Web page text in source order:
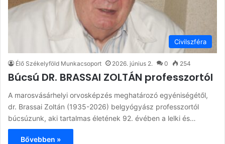
Civilszféra
Élő Székelyföld Munkacsoport 2026. június 2. 0 254
Búcsú DR. BRASSAI ZOLTÁN professzortól
A marosvásárhelyi orvosképzés meghatározó egyéniségétől,
dr. Brassai Zoltán (1935-2026) belgyógyász professzortól
búcsúzunk, aki tartalmas életének 92. évében a lelki és…
Bővebben »